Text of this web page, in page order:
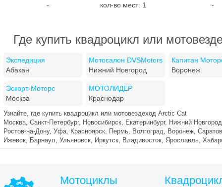
- кол-во мест: 1 -
Где купить квадроцикл или
Экспедиция
Абакан
Мотосалон DVSMotors
Нижний Новгород
Капитан
Воронеж
Эскорт-Моторс
Москва
МОТОЛИДЕР
Краснодар
Узнайте, где купить квадроцикл или мотовездеход Arctic Cat
Москва, Санкт-Петербург, Новосибирск, Екатеринбург, Нижний
Ростов-на-Дону, Уфа, Красноярск, Пермь, Волгоград, Воронеж,
Ижевск, Барнаул, Ульяновск, Иркутск, Владивосток, Ярославль,
Мотоциклы